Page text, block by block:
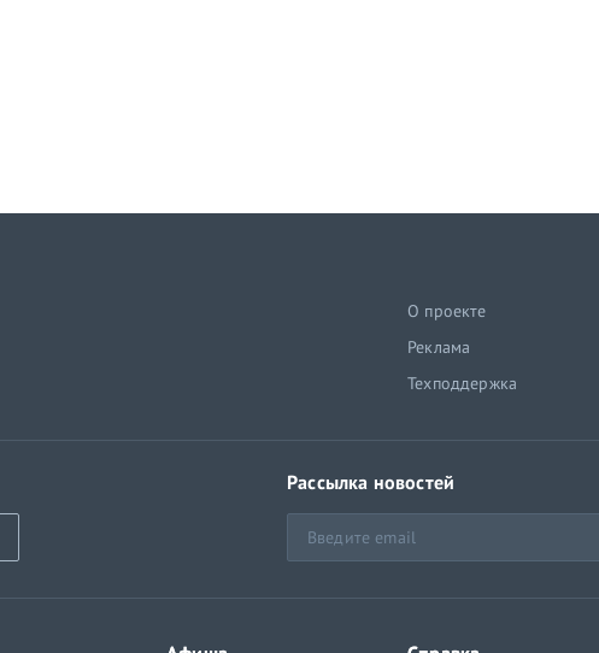
О проекте
Реклама
Техподдержка
Рассылка новостей